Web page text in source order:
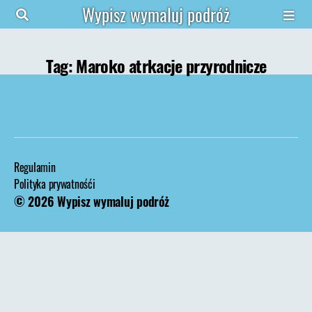
Wypisz wymaluj podróż
Tag:Maroko atrkacje przyrodnicze
Regulamin
Polityka prywatnośći
© 2026Wypisz wymaluj podróż